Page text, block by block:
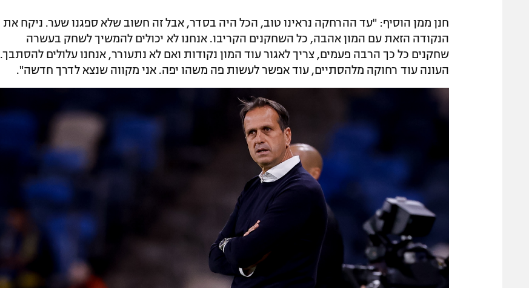
חנן ממן הוסיף: "עד ההרחקה נראינו טוב, הכל היה בסדר, אבל זה חשוב שלא ספגנו שער. ניקח את
הנקודה הזאת עם המון אהבה, כל השחקנים הקריבו. אנחנו לא יכולים להמשיך לשחק בעשרה
שחקנים כל כך הרבה פעמים, צריך לאגור עוד המון נקודות ואם לא נתעורר, אנחנו עלולים להסתבך.
העונה עוד רחוקה מלהסתיים, עוד אפשר לעשות פה משהו יפה. אני מקווה שנצא לדרך חדשה".